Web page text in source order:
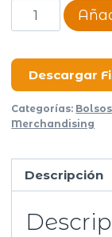
Mochila
cantidad
Descargar
Categorías:
Merchandising
Descripción